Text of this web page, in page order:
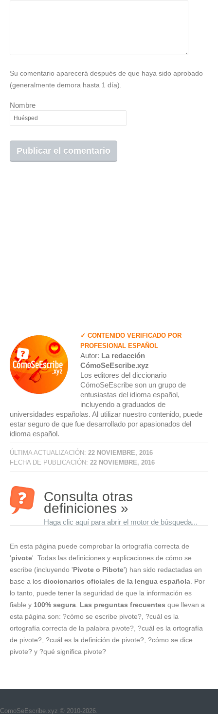
Su comentario aparecerá después de que haya sido aprobado
(generalmente demora hasta 1 día).
Nombre
✓ CONTENIDO VERIFICADO POR
PROFESIONAL ESPAÑOL
Autor: La redacción
CómoSeEscribe.xyz
Los editores del diccionario
CómoSeEscribe son un grupo de
entusiastas del idioma español,
incluyendo a graduados de
universidades españolas. Al utilizar nuestro contenido, puede
estar seguro de que fue desarrollado por apasionados del
idioma español.
ÚLTIMA ACTUALIZACIÓN: 22 NOVIEMBRE, 2016
FECHA DE PUBLICACIÓN: 22 NOVIEMBRE, 2016
Consulta otras
definiciones »
Haga clic aquí para abrir el motor de búsqueda...
En esta página puede comprobar la ortografía correcta de
'pivote'. Todas las definiciones y explicaciones de cómo se
escribe (incluyendo 'Pivote o Pibote') han sido redactadas en
base a los diccionarios oficiales de la lengua española . Por
lo tanto, puede tener la seguridad de que la información es
fiable y 100% segura Las preguntas frecuentes que llevan a
esta página son: ?cómo se escribe pivote?, ?cuál es la
ortografía correcta de la palabra pivote?, ?cuál es la ortografía
de pivote?, ?cuál es la definición de pivote?, ?cómo se dice
pivote? y ?qué significa pivote?
ComoSeEscribe.xyz © 2010-2026.